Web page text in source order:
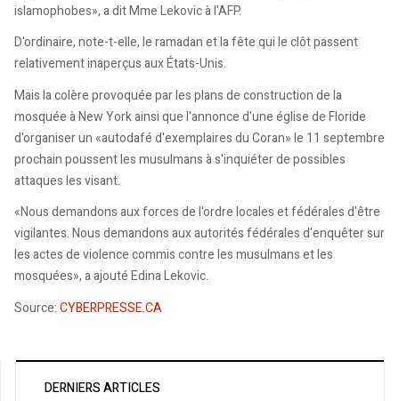
islamophobes», a dit Mme Lekovic à l'AFP.
D'ordinaire, note-t-elle, le ramadan et la fête qui le clôt passent
relativement inaperçus aux États-Unis.
Mais la colère provoquée par les plans de construction de la
mosquée à New York ainsi que l'annonce d'une église de Floride
d'organiser un «autodafé d'exemplaires du Coran» le 11 septembre
prochain poussent les musulmans à s'inquiéter de possibles
attaques les visant.
«Nous demandons aux forces de l'ordre locales et fédérales d'être
vigilantes. Nous demandons aux autorités fédérales d'enquêter sur
les actes de violence commis contre les musulmans et les
mosquées», a ajouté Edina Lekovic.
Source:CYBERPRESSE.CA
DERNIERS ARTICLES